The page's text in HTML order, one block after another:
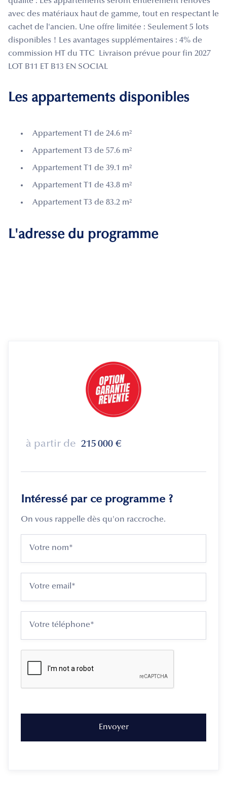
avec des matériaux haut de gamme, tout en respectant le
cachet de l'ancien. Une offre limitée : Seulement 5 lots
disponibles ! Les avantages supplémentaires : 4% de
commission HT du TTC Livraison prévue pour fin 2027
LOT B11 ET B13 EN SOCIAL
Les appartements disponibles
Appartement T1 de 24.6 m²
Appartement T3 de 57.6 m²
Appartement T1 de 39.1 m²
Appartement T1 de 43.8 m²
Appartement T3 de 83.2 m²
L'adresse du programme
à partir de 215 000 €
Intéressé par ce programme ?
On vous rappelle dès qu'on raccroche.